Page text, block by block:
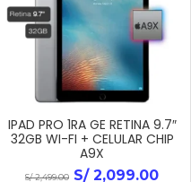
IPAD PRO 1RA GE RETINA 9.7″
32GB WI-FI + CELULAR CHIP
A9X
S/2,499.00 S/2,099.00